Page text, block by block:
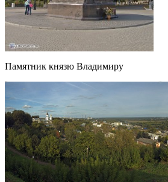
Памятник князю Владимиру